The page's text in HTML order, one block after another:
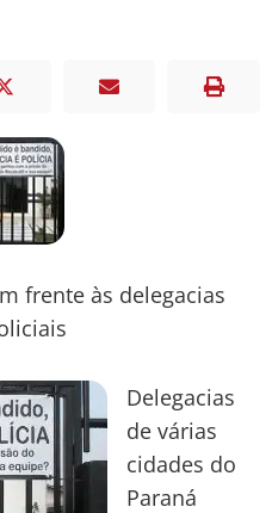
frente às delegacias
Delegacias
de várias
cidades do
Paraná